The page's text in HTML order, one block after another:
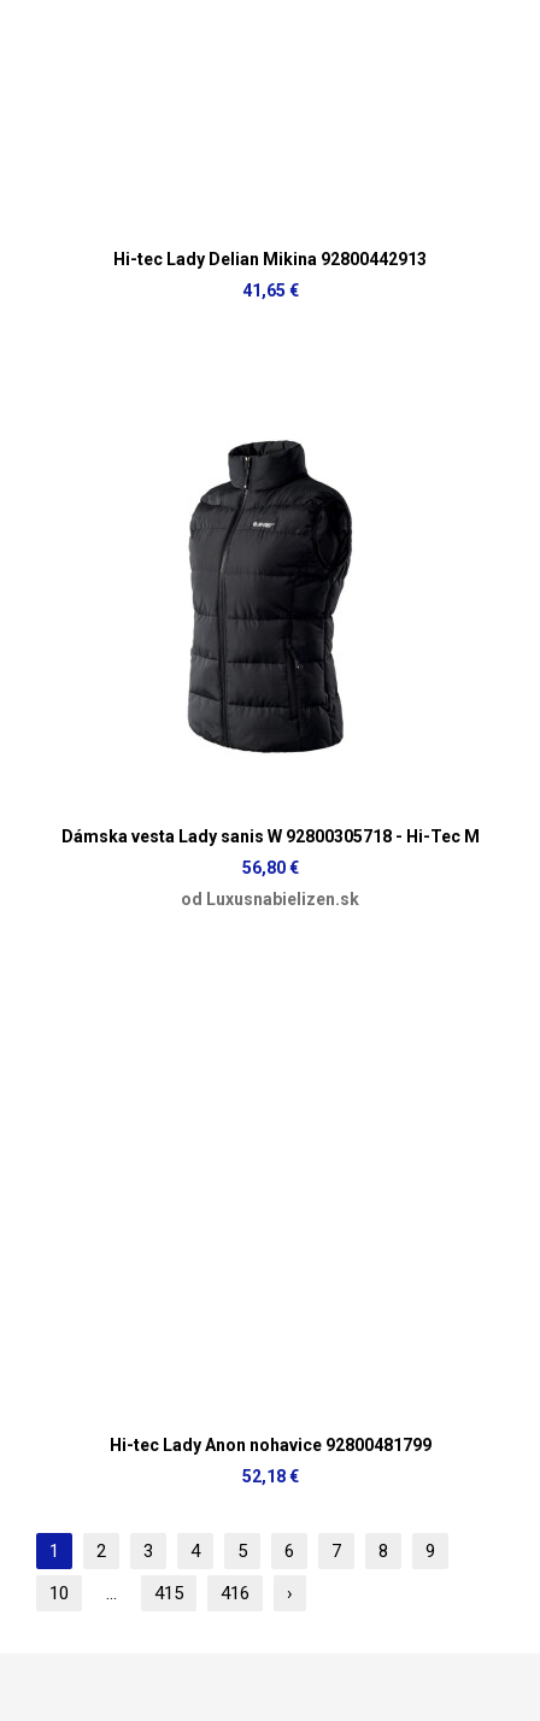
Hi-tec Lady Delian Mikina 92800442913
41,65 €
Dámska vesta Lady sanis W 92800305718 - Hi-Tec M
56,80 €
od Luxusnabielizen.sk
Hi-tec Lady Anon nohavice 92800481799
52,18 €
1 2 3 4 5 6 7 8
9
10
... 415 416 ›